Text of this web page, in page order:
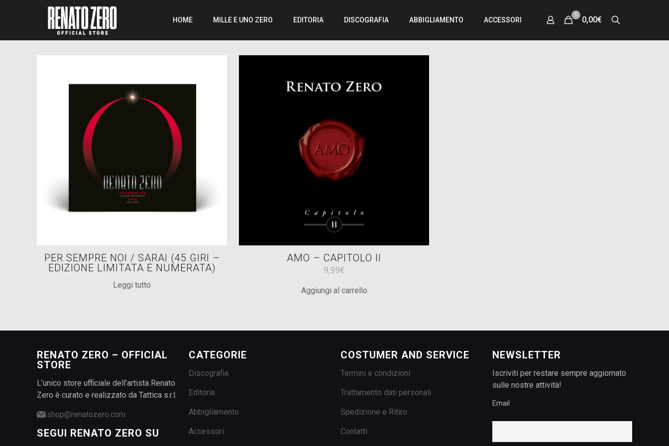
HOME MILLE E UNO ZERO EDITORIA DISCOGRAFIA ABBIGLIAMENTO ACCESSORI
0
0,00€
PER SEMPRE NOI / SARAI (45 GIRI –
EDIZIONE LIMITATA E NUMERATA)
Leggi tutto
AMO – CAPITOLO II
9,99€
Aggiungi al carrello
RENATO ZERO – OFFICIAL
STORE
L’unico store ufficiale dell’artista Renato
Zero è curato e realizzato da Tattica s.r.l.
shop@renatozero.com
SEGUI RENATO ZERO SU
CATEGORIE
Discografia
Editoria
Abbigliamento
Accessori
COSTUMER AND SERVICE
Termini e condizioni
Trattamento dati personali
Spedizione e Ritiro
Contatti
NEWSLETTER
Iscriviti per restare sempre aggiornato
sulle nostre attività!
Email